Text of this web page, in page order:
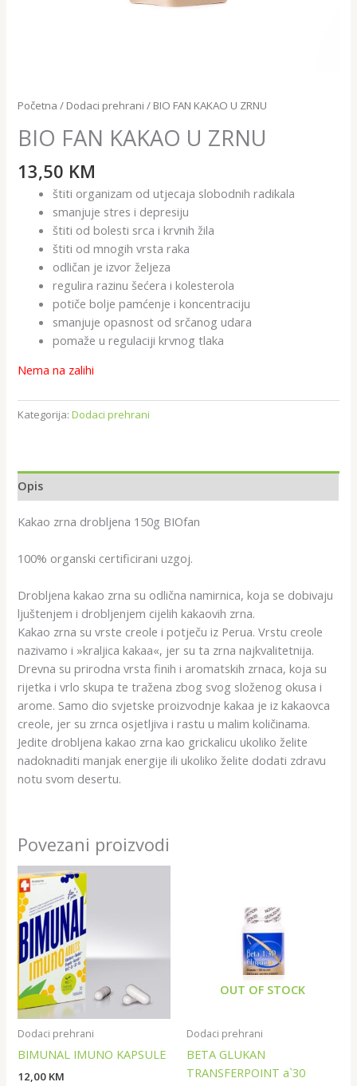
Početna / Dodaci prehrani / BIO FAN KAKAO U ZRNU
BIO FAN KAKAO U ZRNU
13,50 KM
štiti organizam od utjecaja slobodnih radikala
smanjuje stres i depresiju
štiti od bolesti srca i krvnih žila
štiti od mnogih vrsta raka
odličan je izvor željeza
regulira razinu šećera i kolesterola
potiče bolje pamćenje i koncentraciju
smanjuje opasnost od srčanog udara
pomaže u regulaciji krvnog tlaka
Nema na zalihi
Kategorija:Dodaci prehrani
Opis
Kakao zrna drobljena 150g BIOfan
100% organski certificirani uzgoj.
Drobljena kakao zrna su odlična namirnica, koja se dobivaju
ljuštenjem i drobljenjem cijelih kakaovih zrna.
Kakao zrna su vrste creole i potječu iz Perua. Vrstu creole
nazivamo i »kraljica kakaa«, jer su ta zrna najkvalitetnija.
Drevna su prirodna vrsta finih i aromatskih zrnaca, koja su
rijetka i vrlo skupa te tražena zbog svog složenog okusa i
arome. Samo dio svjetske proizvodnje kakaa je iz kakaovca
creole, jer su zrnca osjetljiva i rastu u malim količinama.
Jedite drobljena kakao zrna kao grickalicu ukoliko želite
nadoknaditi manjak energije ili ukoliko želite dodati zdravu
notu svom desertu.
Povezani proizvodi
Dodaci prehrani
BIMUNAL IMUNO KAPSULE
12,00 KM
OUT OF STOCK
Dodaci prehrani
BETA GLUKAN
TRANSFERPOINT a`30